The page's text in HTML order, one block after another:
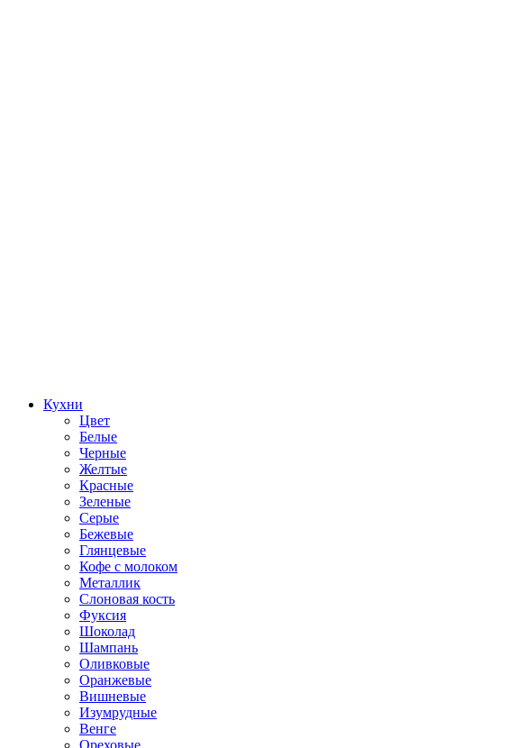
Кухни
Цвет
Белые
Черные
Желтые
Красные
Зеленые
Серые
Бежевые
Глянцевые
Кофе с молоком
Металлик
Слоновая кость
Фуксия
Шоколад
Шампань
Оливковые
Оранжевые
Вишневые
Изумрудные
Венге
Ореховые